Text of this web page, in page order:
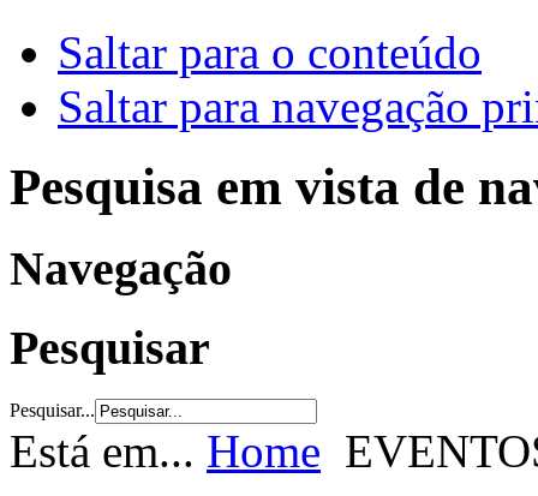
Saltar para o conteúdo
Saltar para navegação
Pesquisa em vista de
Navegação
Pesquisar
Pesquisar...
Está em... Home